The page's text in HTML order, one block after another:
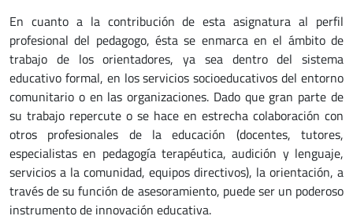
En cuanto a la contribución de esta asignatura al perfil
profesional del pedagogo, ésta se enmarca en el ámbito de
trabajo de los orientadores, ya sea dentro del sistema
educativo formal, en los servicios socioeducativos del entorno
comunitario o en las organizaciones. Dado que gran parte de
su trabajo repercute o se hace en estrecha colaboración con
otros profesionales de la educación (docentes, tutores,
especialistas en pedagogía terapéutica, audición y lenguaje,
servicios a la comunidad, equipos directivos), la orientación, a
través de su función de asesoramiento, puede ser un poderoso
instrumento de innovación educativa.